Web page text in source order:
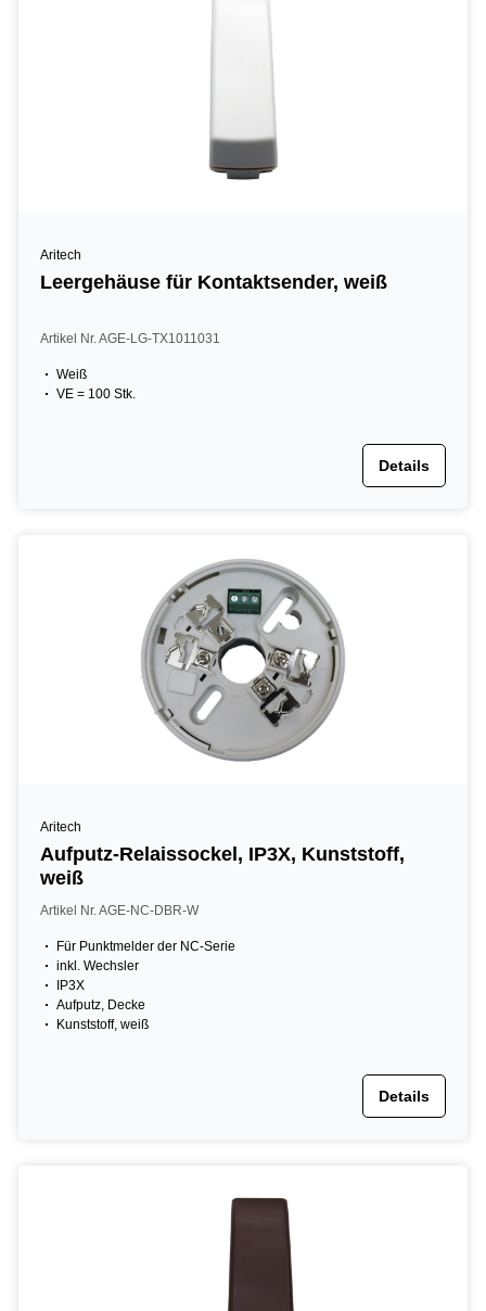
Aritech
Leergehäuse für Kontaktsender, weiß
Artikel Nr. AGE-LG-TX1011031
Weiß
VE = 100 Stk.
Details
Aritech
Aufputz-Relaissockel, IP3X, Kunststoff,
weiß
Artikel Nr. AGE-NC-DBR-W
Für Punktmelder der NC-Serie
inkl. Wechsler
IP3X
Aufputz, Decke
Kunststoff, weiß
Details